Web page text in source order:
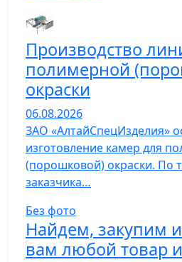
Производство
полимерной
окраски
06.08.2026
ЗАО «АлтайСпецИзделия»
изготовление камер для
(порошковой) окраски. По
заказчика…
Без фото
Найдем, закупим
вам любой товар